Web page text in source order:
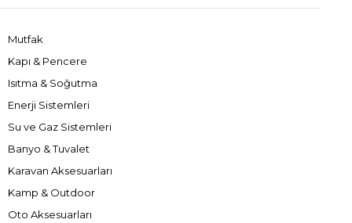
Mutfak
Kapı & Pencere
Isıtma & Soğutma
Enerji Sistemleri
Su ve Gaz Sistemleri
Banyo & Tuvalet
Karavan Aksesuarları
Kamp & Outdoor
Oto Aksesuarları